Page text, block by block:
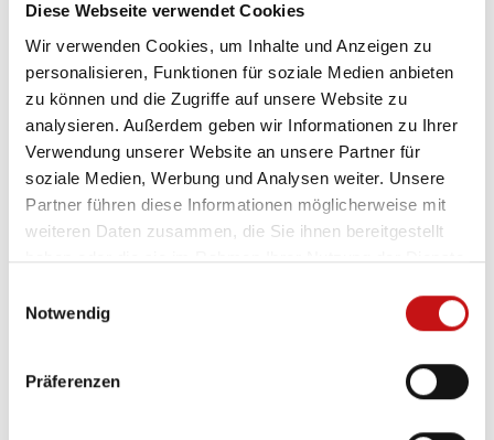
Diese Webseite verwendet Cookies
Wir verwenden Cookies, um Inhalte und Anzeigen zu
personalisieren, Funktionen für soziale Medien anbieten
zu können und die Zugriffe auf unsere Website zu
analysieren. Außerdem geben wir Informationen zu Ihrer
Verwendung unserer Website an unsere Partner für
soziale Medien, Werbung und Analysen weiter. Unsere
Partner führen diese Informationen möglicherweise mit
weiteren Daten zusammen, die Sie ihnen bereitgestellt
haben oder die sie im Rahmen Ihrer Nutzung der Dienste
Notwendig
Präferenzen
aus?
– Wo liegen typische Fehlerquellen in Planung,
Montage und Nachrüstung?
– WelcheLösungensind nachhaltig sinnvoll – und
nicht nur kurzfristig bequem?
Besonders schätze ich dabei den hohen
Praxisbezug. Das Gelernte lässt sich direkt in den
Arbeitsalltag übertragen – in die Beratung, in die
Planung und in die Ausführung. Genau das ist
auch im Sachverständigenbereich
Wissen muss belastbar sein.